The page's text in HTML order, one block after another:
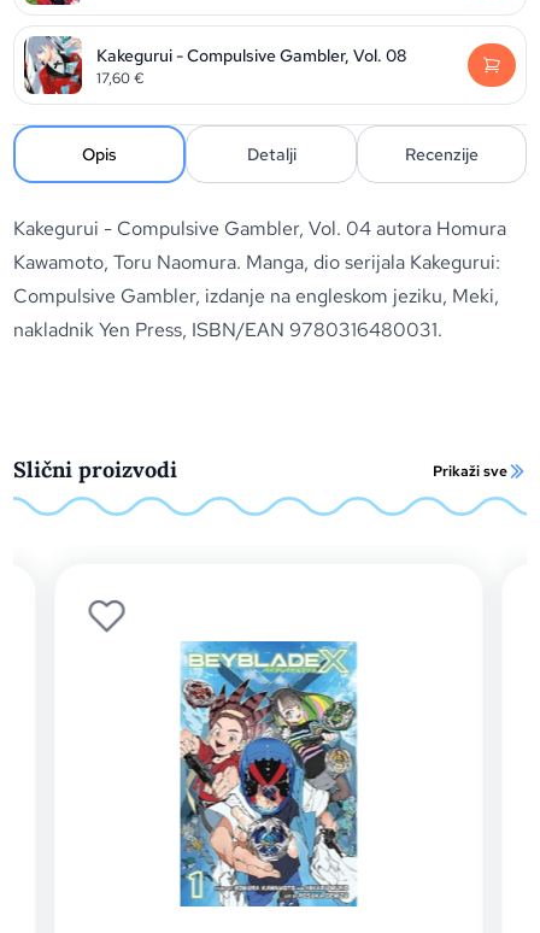
Kakegurui - Compulsive Gambler, Vol. 08
17,60€
Opis Detalji Recenzije
Kakegurui - Compulsive Gambler, Vol. 04 autora Homura
Kawamoto, Toru Naomura. Manga, dio serijala Kakegurui:
Compulsive Gambler, izdanje na engleskom jeziku, Meki,
nakladnik Yen Press, ISBN/EAN 9780316480031.
Slični proizvodi Prikaži sve